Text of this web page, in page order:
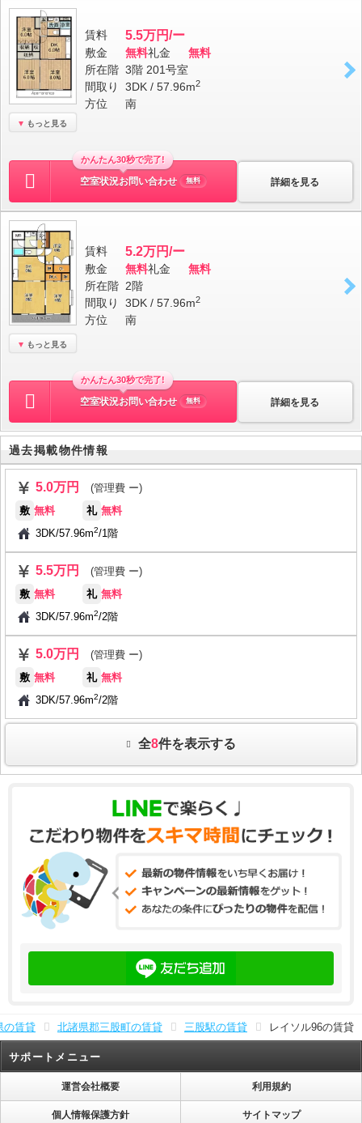
もっと見る
賃料 5.5万円/ー
敷金 無料礼金
無料
所在階 3階 201号室
間取り
3DK / 57.96m2
方位 南
詳細を見る
かんたん30秒で完了!
空室状況お問い合わせ 無料
もっと見る
賃料 5.2万円/ー
敷金 無料礼金
無料
所在階 2階
間取り
3DK / 57.96m2
方位 南
詳細を見る
かんたん30秒で完了!
空室状況お問い合わせ 無料
過去掲載物件情報
5.0万円
(管理費 ー)
敷 無料 礼 無料
3DK/57.96m2/1階
5.5万円
(管理費 ー)
敷 無料 礼 無料
3DK/57.96m2/2階
5.0万円
(管理費 ー)
敷 無料 礼 無料
3DK/57.96m2/2階
全8件を表示する
の賃貸 北諸県郡三股町の賃貸 三股駅の賃貸 レイソル96の賃貸
サポートメニュー
運営会社概要 利用規約
個人情報保護方針 サイトマップ